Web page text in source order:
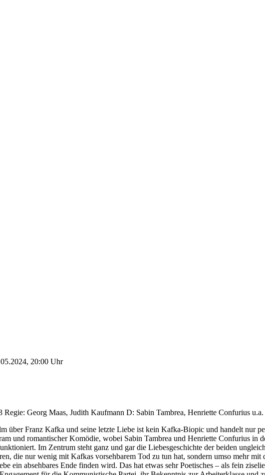
20:00 Uhr
Regie: Georg Maas, Judith Kaufmann D: Sabin Tambrea, Henriette Confurius
über Franz Kafka und seine letzte Liebe ist kein Kafka-Biopic und handelt nur
und romantischer Komödie, wobei Sabin Tambrea und Henriette Confurius in
Im Zentrum steht ganz und gar die Liebesgeschichte der beiden
die nur wenig mit Kafkas vorsehbarem Tod zu tun hat, sondern umso mehr
ein absehbares Ende finden wird. Das hat etwas sehr Poetisches – als fein